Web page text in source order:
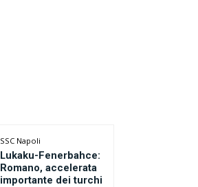
SSC Napoli
Lukaku-Fenerbahce:
Romano, accelerata
importante dei turchi